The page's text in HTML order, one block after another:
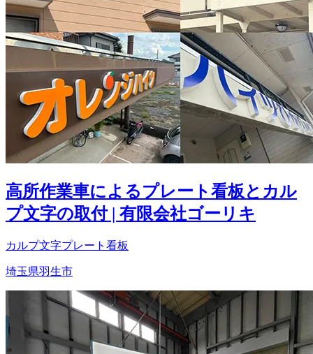
高所作業車によるプレート看板とカル
プ文字の取付 | 有限会社ゴーリキ
カルプ文字プレート看板
埼玉県羽生市